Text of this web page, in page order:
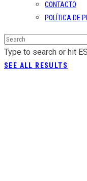
CONTACTO
POLÍTICA DE
Type to search or hit
SEE ALL RESULTS